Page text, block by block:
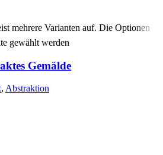
mehrere Varianten auf. Die Optionen
gewählt werden
Gemälde
, Abstraktion